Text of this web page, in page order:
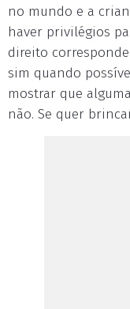
no mundo e a
haver privilégios
direito corresponde
sim quando
mostrar que
não. Se quer